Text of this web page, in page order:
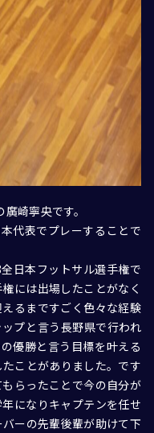
崎寧央です。
代表でプレーすることで
日本フットサル選手権で
には出場したことがなく
るまですごく色々な経験
プと言う長野県で行われ
優勝と言う目標を叶える
ことがありました。です
らったことで今の自分が
になりキャプテンを任せ
ーの先輩後輩が助けて下